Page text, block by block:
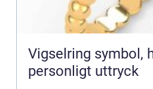
Vigselring symbol, hantverk och
personligt uttryck